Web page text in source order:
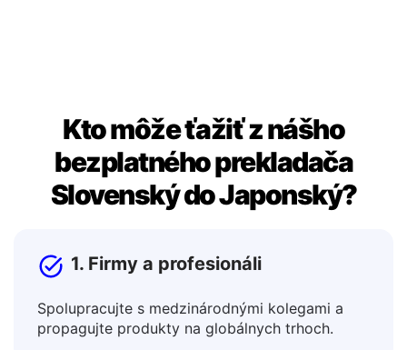
Kto môže ťažiť z nášho
bezplatného prekladača
1. Firmy a profesionáli